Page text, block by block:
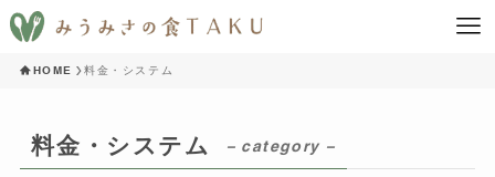
HOME 料金・システム
料金・システム – category –